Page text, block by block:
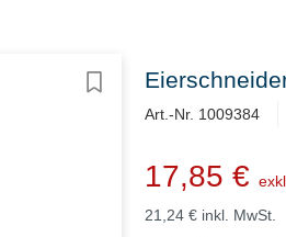
Art.-Nr. 1009384
17,85 €
21,24 € inkl. MwSt.